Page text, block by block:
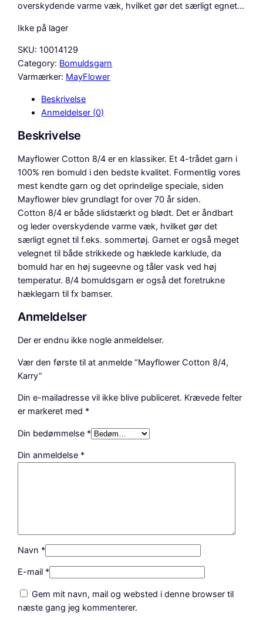
overskydende varme væk, hvilket gør det særligt egnet…
Ikke på lager
SKU: 10014129
Category: Bomuldsgarn
Varmærker: MayFlower
Beskrivelse
Anmeldelser (0)
Beskrivelse
Mayflower Cotton 8/4 er en klassiker. Et 4-trådet garn i
100% ren bomuld i den bedste kvalitet. Formentlig vores
mest kendte garn og det oprindelige speciale, siden
Mayflower blev grundlagt for over 70 år siden.
Cotton 8/4 er både slidstærkt og blødt. Det er åndbart
og leder overskydende varme væk, hvilket gør det
særligt egnet til f.eks. sommertøj. Garnet er også meget
velegnet til både strikkede og hæklede karklude, da
bomuld har en høj sugeevne og tåler vask ved høj
temperatur. 8/4 bomuldsgarn er også det foretrukne
hæklegarn til fx bamser.
Anmeldelser
Der er endnu ikke nogle anmeldelser.
Vær den første til at anmelde “Mayflower Cotton 8/4,
Karry”
Din e-mailadresse vil ikke blive publiceret. Krævede felter
er markeret med *
Din bedømmelse *
Din anmeldelse *
Navn *
E-mail *
Gem mit navn, mail og websted i denne browser til
næste gang jeg kommenterer.